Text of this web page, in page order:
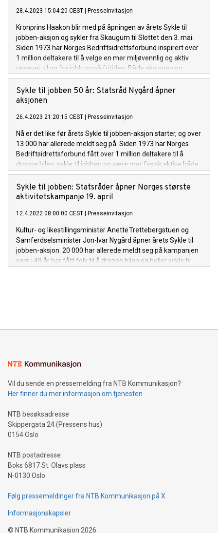
28.4.2023 15:04:20 CEST Presseinvitasjon
Kronprins Haakon blir med på åpningen av årets Sykle til
jobben-aksjon og sykler fra Skaugum til Slottet den 3. mai.
Siden 1973 har Norges Bedriftsidrettsforbund inspirert over
1 million deltakere til å velge en mer miljøvennlig og aktiv
reisevei, til og fra jobb og på fritiden. Både aksjonen og
Kronprinsen fyller 50 år i år.
Sykle til jobben 50 år: Statsråd Nygård åpner
aksjonen
26.4.2023 21:20:15 CEST Presseinvitasjon
Nå er det like før årets Sykle til jobben-aksjon starter, og over
13 000 har allerede meldt seg på. Siden 1973 har Norges
Bedriftsidrettsforbund fått over 1 million deltakere til å
droppe bilen, sykle til jobben og være mer fysisk aktive både
til og fra jobb og på fritiden. Samferdselsminister Jon-Ivar
Nygård har valgt å finne frem sykkelen og delta på årets
jubileums-aksjon.
Sykle til jobben: Statsråder åpner Norges største
aktivitetskampanje 19. april
12.4.2022 08:00:00 CEST Presseinvitasjon
Kultur- og likestillingsminister Anette Trettebergstuen og
Samferdselsminister Jon-Ivar Nygård åpner årets Sykle til
jobben-aksjon. 20 000 har allerede meldt seg på kampanjen
som i 49 år har fått folk til å droppe bilen og heller sykle til
Vil du sende en pressemelding fra NTB Kommunikasjon?
Her finner du mer informasjon om tjenesten
NTB besøksadresse
Skippergata 24 (Pressens hus)
0154 Oslo
NTB postadresse
Boks 6817 St. Olavs plass
N-0130 Oslo
Følg pressemeldinger fra NTB Kommunikasjon på X
Informasjonskapsler
© NTB Kommunikasjon 2026